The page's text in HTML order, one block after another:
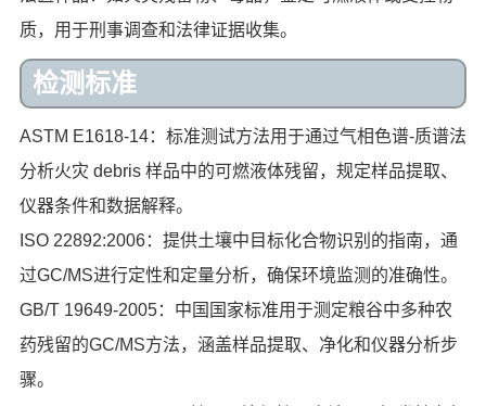
质，用于刑事调查和法律证据收集。
检测标准
ASTM E1618-14：标准测试方法用于通过气相色谱-质谱法
分析火灾 debris 样品中的可燃液体残留，规定样品提取、
仪器条件和数据解释。
ISO 22892:2006：提供土壤中目标化合物识别的指南，通
过GC/MS进行定性和定量分析，确保环境监测的准确性。
GB/T 19649-2005：中国国家标准用于测定粮谷中多种农
药残留的GC/MS方法，涵盖样品提取、净化和仪器分析步
骤。